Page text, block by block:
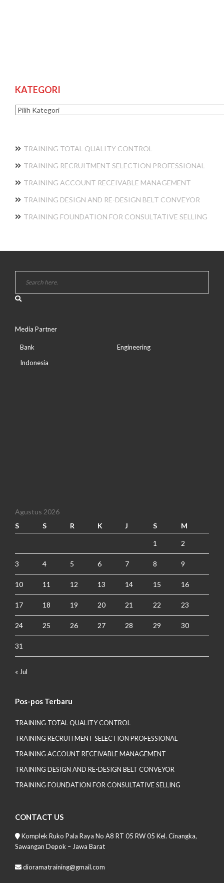
KATEGORI
Kategori
TRAINING TOTAL QUALITY CONTROL
TRAINING RECRUITMENT SELECTION PROFESSIONAL
TRAINING ACCOUNT RECEIVABLE MANAGEMENT
TRAINING DESIGN AND RE-DESIGN BELT CONVEYOR
TRAINING FOUNDATION FOR CONSULTATIVE SELLING
Media Partner
Bank
Indonesia
Engineering
Agustus 2026
S
S R K J S M
1 2
3 4 5 6 7 8 9
10 11 12 13 14 15 16
17 18 19 20 21 22 23
24 25 26 27 28 29 30
31
« Jul
Pos-pos Terbaru
TRAINING TOTAL QUALITY CONTROL
TRAINING RECRUITMENT SELECTION PROFESSIONAL
TRAINING ACCOUNT RECEIVABLE MANAGEMENT
TRAINING DESIGN AND RE-DESIGN BELT CONVEYOR
TRAINING FOUNDATION FOR CONSULTATIVE SELLING
CONTACT US
Komplek Ruko Pala Raya No A8 RT 05 RW 05 Kel. Cinangka,
Sawangan Depok – Jawa Barat
dioramatraining@gmail.com